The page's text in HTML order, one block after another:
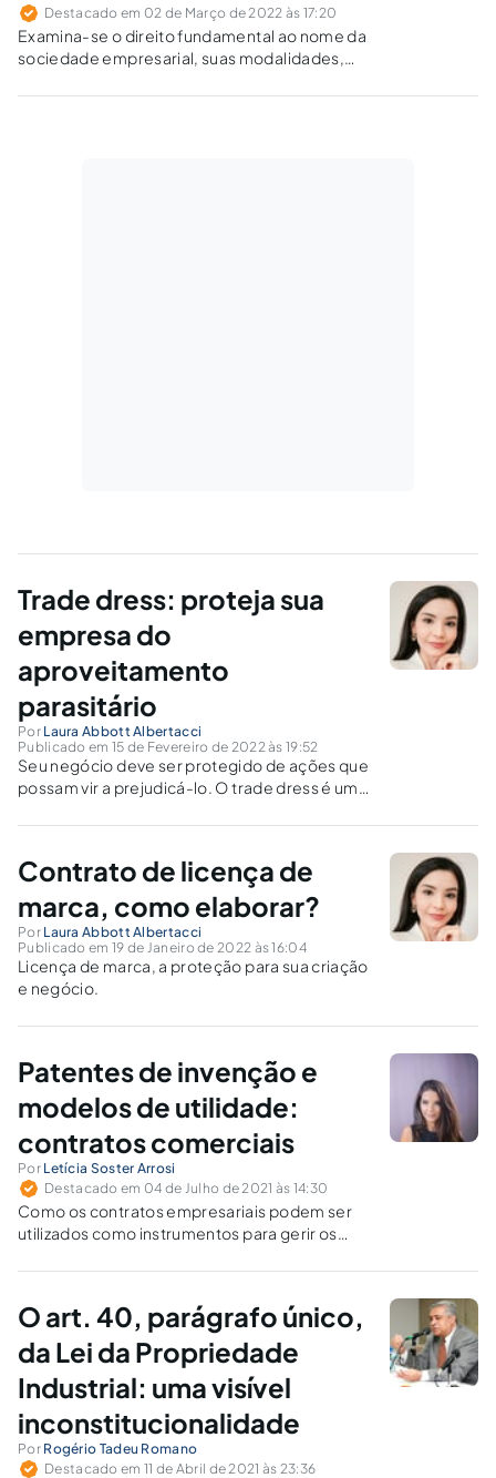
Destacado em 02 de Março de 2022 às 17:20
Examina-se o direito fundamental ao nome da
sociedade empresarial, suas modalidades,
para conflitos baseados nos elementos de
Trade dress: proteja sua
empresa do
aproveitamento
parasitário
Por Laura Abbott Albertacci
Publicado em 15 de Fevereiro de 2022 às 19:52
Seu negócio deve ser protegido de ações que
possam vir a prejudicá-lo. O trade dress é uma
empresa desse tipo de dano.
Contrato de licença de
marca, como elaborar?
Por Laura Abbott Albertacci
Publicado em 19 de Janeiro de 2022 às 16:04
Licença de marca, a proteção para sua criação
e negócio.
Patentes de invenção e
modelos de utilidade:
contratos comerciais
Por Letícia Soster Arrosi
Destacado em 04 de Julho de 2021 às 14:30
Como os contratos empresariais podem ser
utilizados como instrumentos para gerir os
O art. 40, parágrafo único,
da Lei da Propriedade
Industrial: uma visível
inconstitucionalidade
Por Rogério Tadeu Romano
Destacado em 11 de Abril de 2021 às 23:36